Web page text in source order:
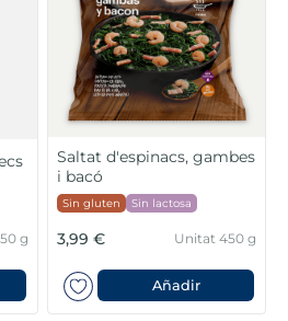
g
Saltat d'espinacs, gambes
i bacó
Sin gluten Sin lactosa
3,99 € Unitat 450 g
Añadir